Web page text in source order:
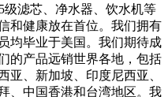
级滤芯、净水器、饮水机等
和健康放在首位。我们拥有
均毕业于美国。我们期待成
的产品远销世界各地，包括
亚、新加坡、印度尼西亚、
、中国香港和台湾地区。我